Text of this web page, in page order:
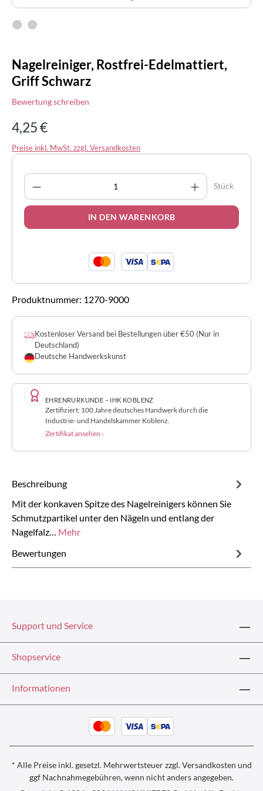
Nagelreiniger, Rostfrei-Edelmattiert,
Griff Schwarz
Bewertung schreiben
4,25 €
Preise inkl. MwSt. zzgl. Versandkosten
Produkt Anzahl: Gib den gewünschten
Stück
IN DEN WARENKORB
Produktnummer: 1270-9000
Kostenloser Versand bei Bestellungen über €50 (Nur in
Deutschland)
Deutsche Handwerkskunst
EHRENRURKUNDE – IHK KOBLENZ
Zertifiziert: 100 Jahre deutsches Handwerk durch die
Industrie- und Handelskammer Koblenz.
Zertifikat ansehen ›
Beschreibung
Mit der konkaven Spitze des Nagelreinigers können Sie
Schmutzpartikel unter den Nägeln und entlang der
Nagelfalz… Mehr
Bewertungen
Support und Service
Shopservice
Informationen
* Alle Preise inkl. gesetzl. Mehrwertsteuer zzgl.Versandkosten und
ggf Nachnahmegebühren, wenn nicht anders angegeben.